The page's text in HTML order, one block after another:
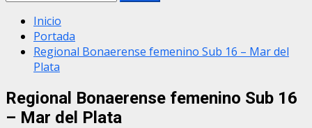
Inicio
Portada
Regional Bonaerense femenino Sub 16 – Mar del
Plata
Regional Bonaerense femenino Sub 16
– Mar del Plata